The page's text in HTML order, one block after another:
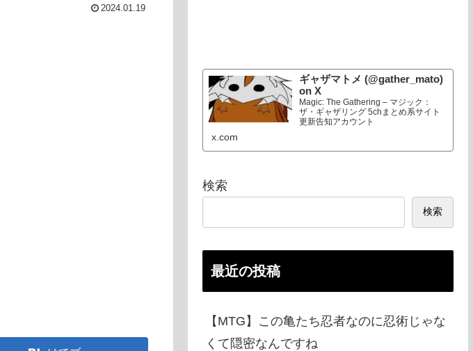
2024.01.19
ギャザマトメ (@gather_mato)
on X
Magic: The Gathering – マジック：
ザ・ギャザリング 5chまとめ系サイト
更新告知アカウント
x.com
検索
検索
最近の投稿
【MTG】この亀たち忍者なのに忍術じゃな
くて隠密なんですね